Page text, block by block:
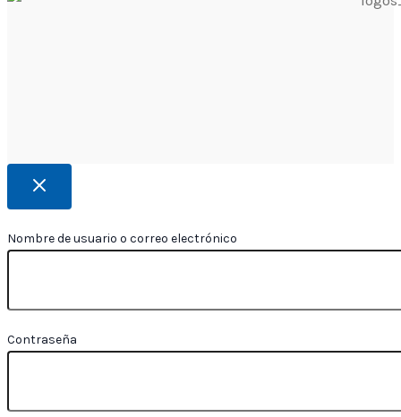
Nombre de usuario o correo electrónico
Contraseña